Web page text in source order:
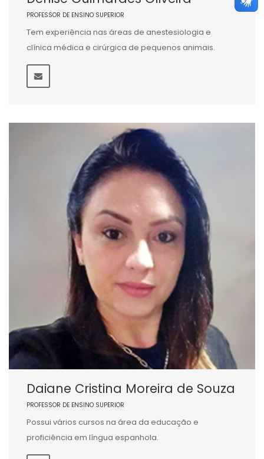
PROFESSOR DE ENSINO SUPERIOR
Tem experiência nas áreas de anestesiologia e
clínica médica e cirúrgica de pequenos animais.
Daiane Cristina Moreira de Souza
PROFESSOR DE ENSINO SUPERIOR
Possui vários cursos na área da educação e
proficiência em língua espanhola.